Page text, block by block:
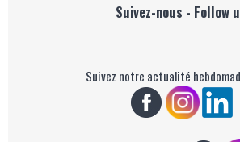
Suivez-nous - Follow
Suivez notre actualité